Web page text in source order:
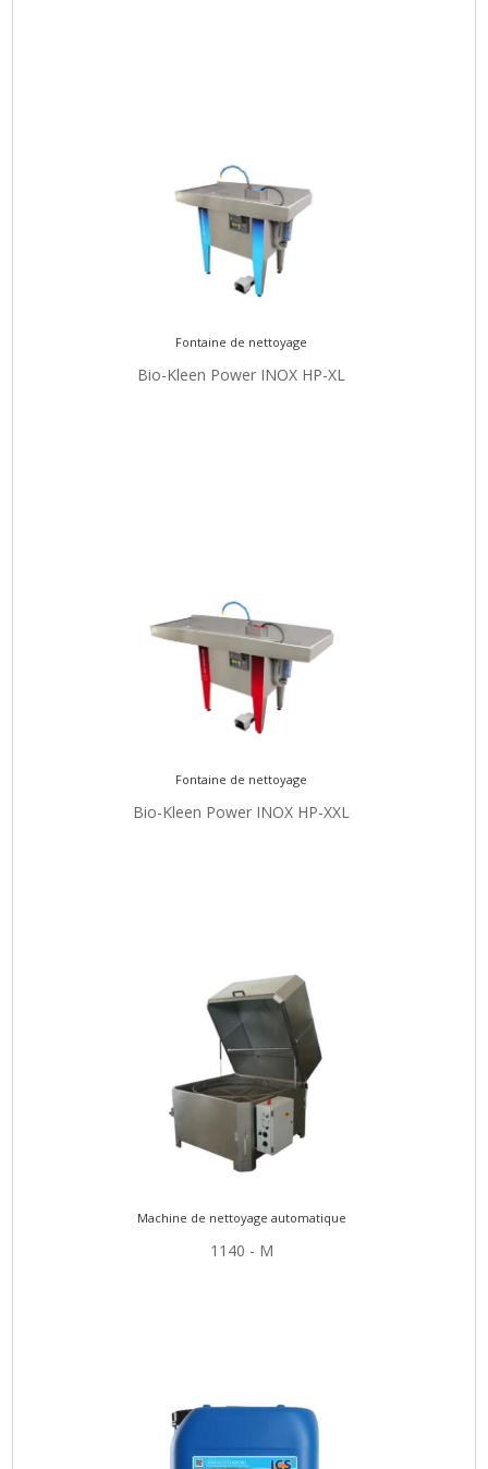
Fontaine de nettoyage
Bio-Kleen Power INOX HP-XL
Fontaine de nettoyage
Bio-Kleen Power INOX HP-XXL
Machine de nettoyage automatique
1140 - M